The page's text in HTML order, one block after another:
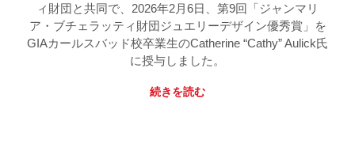
ィ財団と共同で、2026年2月6日、第9回「ジャンマリ
ア・ブチェラッティ財団ジュエリーデザイン優秀賞」を
GIAカールスバッド校卒業生のCatherine “Cathy” Aulick氏
に授与しました。
続きを読む